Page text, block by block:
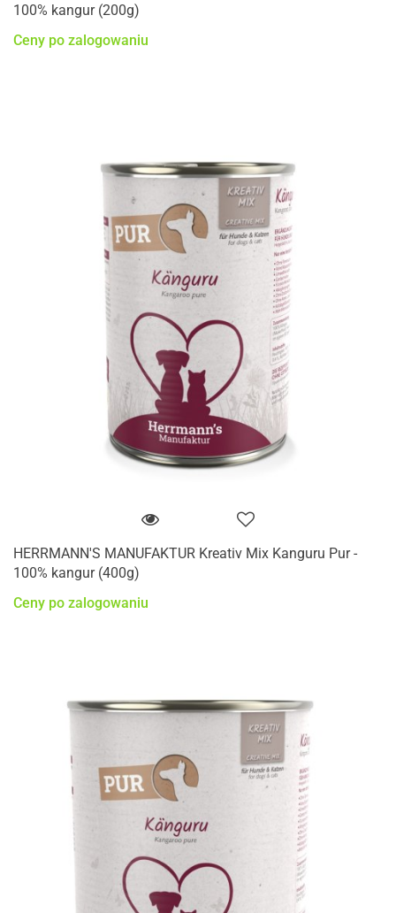
100% kangur (200g)
Ceny po zalogowaniu
HERRMANN'S MANUFAKTUR Kreativ Mix Kanguru Pur -
100% kangur (400g)
Ceny po zalogowaniu